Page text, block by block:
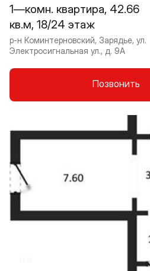
1—комн. квартира, 42.66
кв.м, 18/24 этаж
р-н Коминтерновский, Зарядье, ул.
Электросигнальная ул., д. 9А
Позвонить